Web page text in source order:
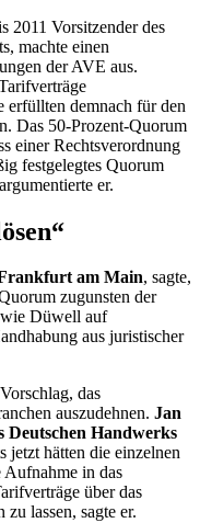
2011 Vorsitzender des
machte einen
der AVE aus.
erfüllten demnach für den
Das 50-Prozent-Quorum
einer Rechtsverordnung
festgelegtes Quorum
er.
am Main, sagte,
zugunsten der
wie Düwell auf
aus juristischer
das
n auszudehnen. Jan
Deutschen Handwerks
jetzt hätten die einzelnen
in das
über das
lassen, sagte er.